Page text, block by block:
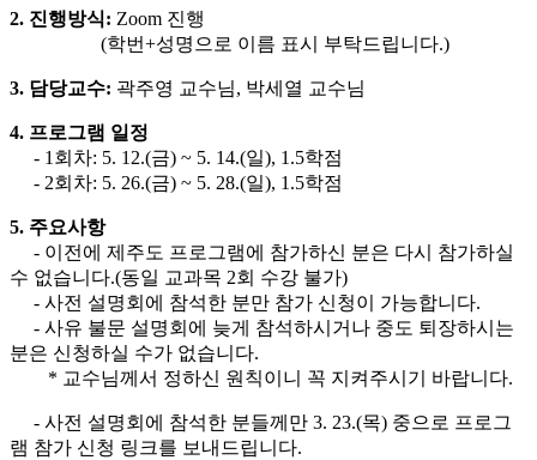
2. 진행방식: Zoom 진행
(학번+성명으로 이름 표시 부탁드립니다.)
3. 담당교수: 곽주영 교수님, 박세열 교수님
4. 프로그램 일정
- 1회차: 5. 12.(금) ~ 5. 14.(일), 1.5학점
- 2회차: 5. 26.(금) ~ 5. 28.(일), 1.5학점
5. 주요사항
- 이전에 제주도 프로그램에 참가하신 분은 다시 참가하실
수 없습니다.(동일 교과목 2회 수강 불가)
- 사전 설명회에 참석한 분만 참가 신청이 가능합니다.
- 사유 불문 설명회에 늦게 참석하시거나 중도 퇴장하시는
분은 신청하실 수가 없습니다.
* 교수님께서 정하신 원칙이니 꼭 지켜주시기 바랍니다.
- 사전 설명회에 참석한 분들께만 3. 23.(목) 중으로 프로그
램 참가 신청 링크를 보내드립니다.